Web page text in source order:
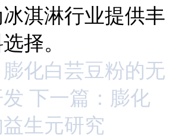
淇淋行业提供丰
择。
膨化白芸豆粉的无
下一篇：膨化
生元研究